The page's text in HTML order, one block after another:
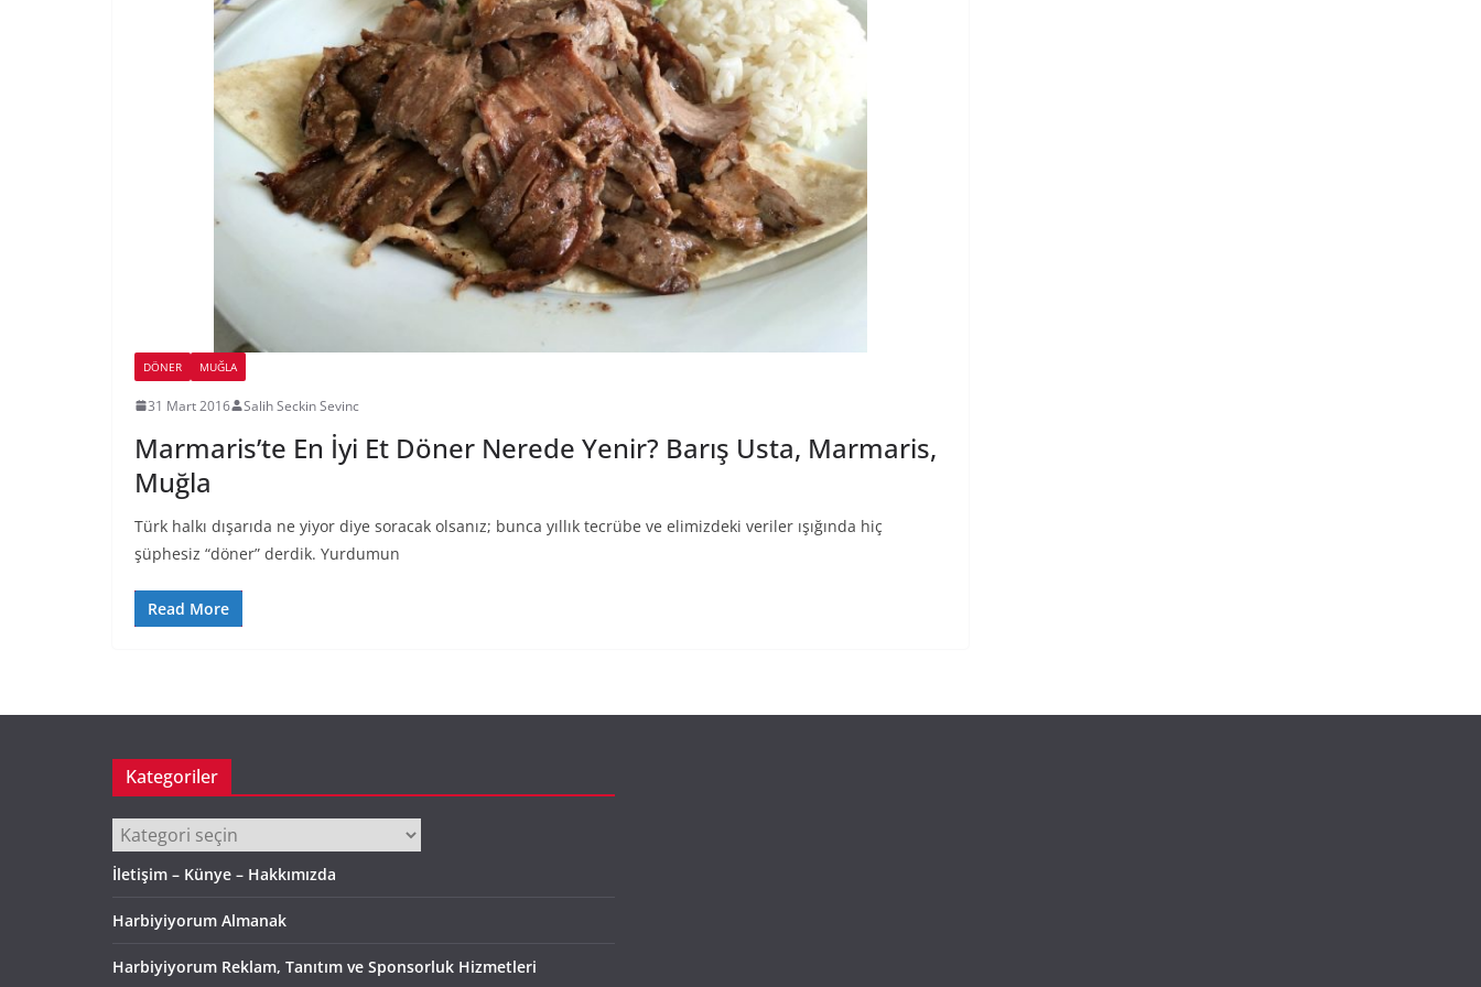
DÖNER MUĞLA
31 Mart 2016 Salih Seckin Sevinc
Marmaris’te En İyi Et Döner Nerede Yenir? Barış Usta, Marmaris,
Muğla
Türk halkı dışarıda ne yiyor diye soracak olsanız; bunca yıllık tecrübe ve elimizdeki veriler ışığında hiç
şüphesiz “döner” derdik. Yurdumun
Read More
Kategoriler
Kategoriler
İletişim – Künye – Hakkımızda
Harbiyiyorum Almanak
Harbiyiyorum Reklam, Tanıtım ve Sponsorluk Hizmetleri